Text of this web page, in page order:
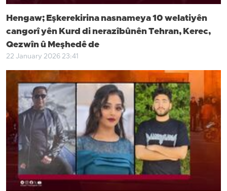
Hengaw; Eşkerekirina nasnameya 10 welatiyên
cangorî yên Kurd di nerazîbûnên Tehran, Kerec,
Qezwîn û Meşhedê de
22 January 2026 23:41